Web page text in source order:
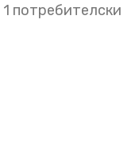
1 потребителски